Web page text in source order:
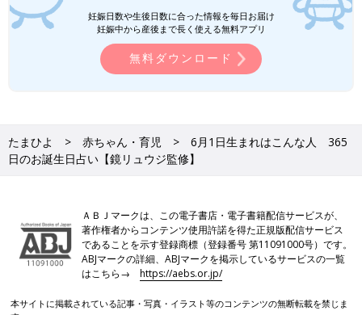
妊娠日数や生後日数に合った情報を毎日お届け
妊娠中から産後まで長く使える無料アプリ
無料ダウンロード
たまひよ 赤ちゃん・育児
6月1日生まれはこんな人 365
日のお誕生日占い【鏡リュウジ監修】
ＡＢＪマークは、この電子書店・電子書籍配信サービスが、
著作権者からコンテンツ使用許諾を得た正規版配信サービス
であることを示す登録商標（登録番号 第11091000号）です。
ABJマークの詳細、ABJマークを掲示しているサービスの一覧
はこちら→https://aebs.or.jp/
本サイトに掲載されている記事・写真・イラスト等のコンテンツの無断転載を禁じま